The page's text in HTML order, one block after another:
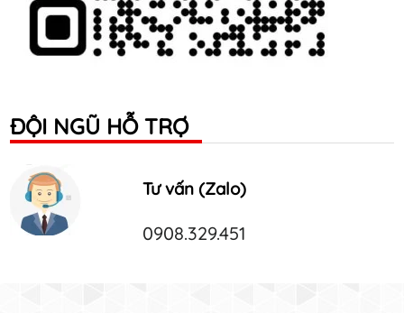
ĐỘI NGŨ HỖ TRỢ
Tư vấn (Zalo)
0908.329.451